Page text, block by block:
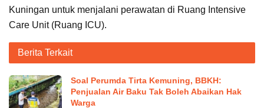
Kuningan untuk menjalani perawatan di Ruang Intensive
Care Unit (Ruang ICU).
Berita Terkait
Soal Perumda Tirta Kemuning, BBKH:
Penjualan Air Baku Tak Boleh Abaikan Hak
Warga